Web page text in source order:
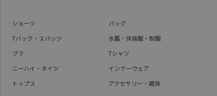
ショーツ
Tバック・スパッツ
ブラ
ニーハイ・タイツ
トップス
バッグ
水着・体操服・制服
Tシャツ
インナーウェア
アクセサリー・雑貨